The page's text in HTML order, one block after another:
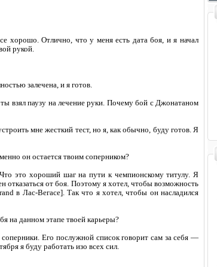
хорошо. Отлично, что у меня есть дата боя, и я начал
рукой.
залечена, и я готов.
взял паузу на лечение руки. Почему бой с Джонатаном
мне жесткий тест, но я, как обычно, буду готов. Я
он остается твоим соперником?
это хороший шаг на пути к чемпионскому титулу. Я
отказаться от боя. Поэтому я хотел, чтобы возможность
в Лас-Вегасе]. Так что я хотел, чтобы он насладился
на данном этапе твоей карьеры?
Его послужной список говорит сам за себя —
я буду работать изо всех сил.